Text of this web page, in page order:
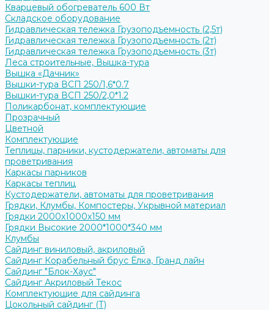
Кварцевый обогреватель 600 Вт
Складское оборудование
Гидравлическая тележка Грузоподъемность (2,5т)
Гидравлическая тележка Грузоподъемность (2т)
Гидравлическая тележка Грузоподъемность (3т)
Леса строительные, Вышка-тура
Вышка «Дачник»
Вышки-тура ВСП 250/1,6*0.7
Вышки-тура ВСП 250/2,0*1.2
Поликарбонат, комплектующие
Прозрачный
Цветной
Комплектующие
Теплицы, парники, кустодержатели, автоматы для
проветривания
Каркасы парников
Каркасы теплиц
Кустодержатели, автоматы для проветривания
Грядки, Клумбы, Компостеры, Укрывной материал
Грядки 2000х1000х150 мм
Грядки Высокие 2000*1000*340 мм
Клумбы
Сайдинг виниловый, акриловый
Сайдинг Корабельный брус Ёлка, Гранд лайн
Сайдинг "Блок-Хаус"
Сайдинг Акриловый Текос
Комплектующие для сайдинга
Цокольный сайдинг (Т)